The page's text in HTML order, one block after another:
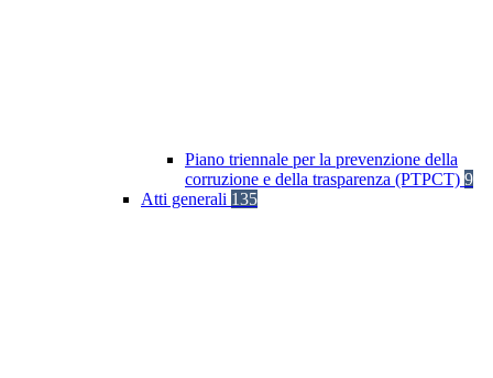
Piano triennale per la prevenzione della
corruzione e della trasparenza (PTPCT) 9
Atti generali 135